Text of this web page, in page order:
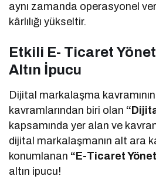
aynı zamanda operasyonel
kârlılığı yükseltir.
Etkili E- Ticaret
Altın İpucu
Dijital markalaşma
kavramlarından biri olan
kapsamında yer alan ve
dijital markalaşmanın alt ara
konumlanan “E-Ticaret
altın ipucu!